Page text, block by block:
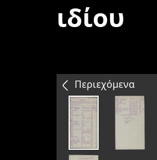
ιδίου
Περιεχόμενα